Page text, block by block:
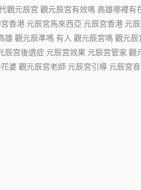
元辰宮 觀元辰宮有效嗎 高雄哪裡
港 元辰宮馬來西亞 元辰宮香港 元
觀元辰準嗎 有人 觀元辰宮嗎 觀元
宮後遺症 元辰宮效果 元辰宮管家
婆 觀元辰宮老師 元辰宮引導 元辰宮